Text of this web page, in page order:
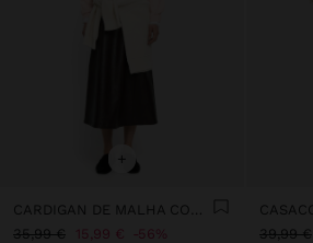
+
35,99 €
15,99 € 56%
39,99 €